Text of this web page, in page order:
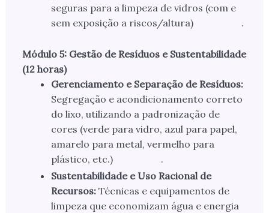
seguras para a limpeza de vidros (com e
sem exposição a riscos/altura)
.
Módulo 5: Gestão de Resíduos e Sustentabilidade
(12 horas)
Gerenciamento e Separação de Resíduos:
Segregação e acondicionamento correto
do lixo, utilizando a padronização de
cores (verde para vidro, azul para papel,
amarelo para metal, vermelho para
plástico, etc.)
.
Sustentabilidade e Uso Racional de
Recursos:Técnicas e equipamentos de
limpeza que economizam água e energia